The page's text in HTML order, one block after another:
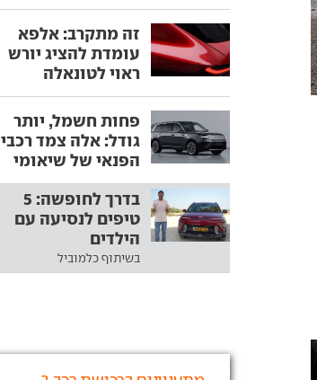
זה מתקרב: אלפא
עומדת להציג יורש
ראוי לטונאלה
פחות חשמל, יותר
גודל: אלה צמד רכבי
הפנאי של שיאומי
בדרך לחופשה: 5
טיפים לנסיעה עם
הילדים
בשיתוף כלמוביל